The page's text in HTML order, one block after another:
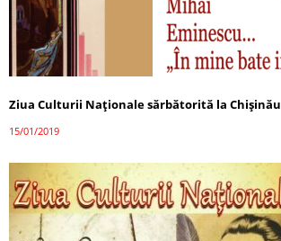
Ziua Culturii Naționale sărbătorită la Chișinău
15/01/2019